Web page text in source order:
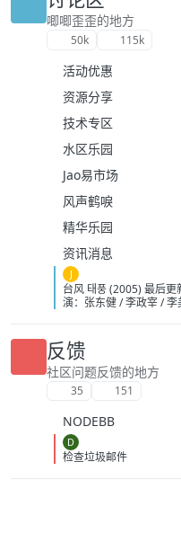
唧唧歪歪的地方
50k 115k
活动优惠
资源分享
技术专区
水区乐园
Jao易市场
风声鹤唳
精华乐园
资讯消息
J
台风 태풍 (2005) 最后
演：张东健 / 李政宰 / 李
1459人评分 IMDb 烂番
3.2/5 176人评分 观众
面上，一艘装载着核卫
被一个名叫信（张东健
的信跟随全家人从北朝
害。姐弟二人自此失去
俱增，最终引发了现在
的下落，韩国防部查明
饰）展开追捕行动。通
反馈
社区问题反馈的地方
35 151
NODEBB
D
检查垃圾邮件